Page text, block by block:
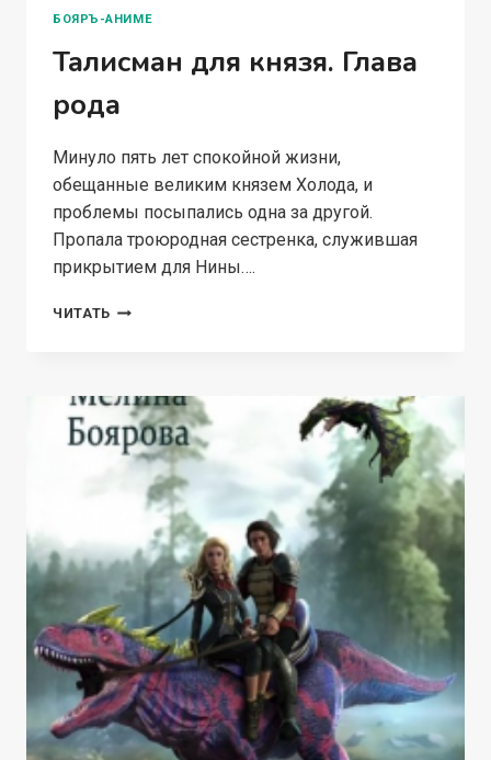
БОЯРЪ-АНИМЕ
Талисман для князя. Глава
рода
Минуло пять лет спокойной жизни,
обещанные великим князем Холода, и
проблемы посыпались одна за другой.
Пропала троюродная сестренка, служившая
прикрытием для Нины….
ЧИТАТЬ ТАЛИСМАН
РОДА